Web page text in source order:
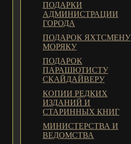
ПОДАРКИ
АДМИНИСТРАЦИИ
ГОРОДА
ПОДАРОК ЯХТСМЕНУ
МОРЯКУ
ПОДАРОК
ПАРАШЮТИСТУ
СКАЙДАЙВЕРУ
КОПИИ РЕДКИХ
ИЗДАНИЙ И
СТАРИННЫХ КНИГ
МИНИСТЕРСТВА И
ВЕДОМСТВА